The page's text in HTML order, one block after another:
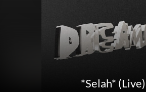
*Selah* (Live)